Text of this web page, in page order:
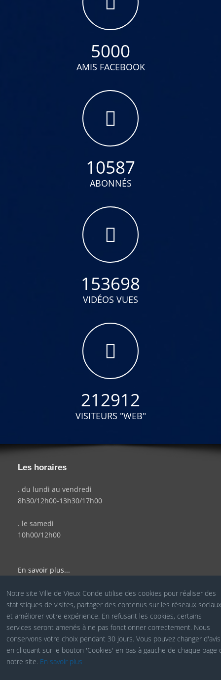
5000
AMIS FACEBOOK
10587
ABONNÉS
153698
VIDÉOS VUES
212912
VISITEURS "WEB"
Les horaires
. du lundi au vendredi
8h30/12h00-13h30/17h00
. le samedi
10h00/12h00
En savoir plus...
© Site Officiel de la Ville de Vieux Condé - Réalisé par le
Service COM
Notre site Ville de Vieux Conde utilise des cookies pour réaliser des
statistiques de visites, partager des contenus sur les réseaux
et améliorer votre expérience. En refusant les cookies, certains
services seront amenés à ne pas fonctionner correctement. Nous
conservons votre choix pendant 30 jours. Vous pouvez changer d'avis
en cliquant sur le bouton 'Cookies' en bas à gauche de chaque page
notre site. En savoir plus